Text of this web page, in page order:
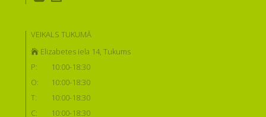
VEIKALS TUKUMĀ
Elizabetes iela 14, Tukums
P:
10:00-18:30
O:
10:00-18:30
T:
10:00-18:30
C:
10:00-18:30